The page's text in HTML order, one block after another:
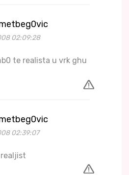
02:09:28
te realista u vrk ghu
02:39:07